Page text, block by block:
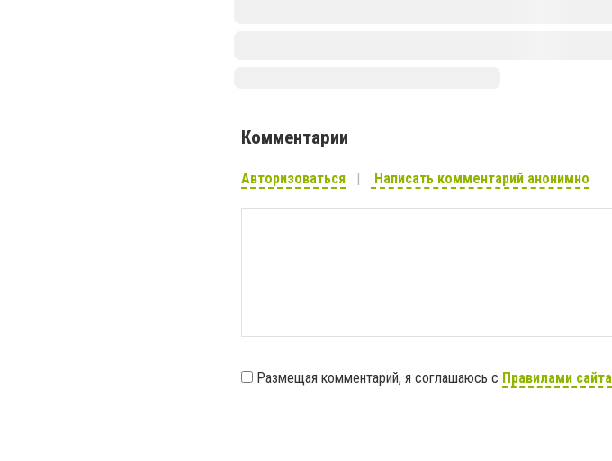
Комментарии
Авторизоваться Написать комментарий анонимно
Размещая комментарий, я соглашаюсь с Правилами сайта